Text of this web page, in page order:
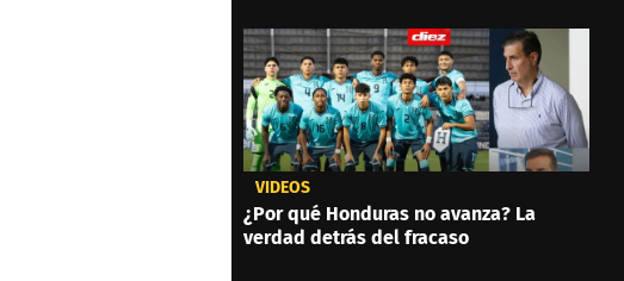
VIDEOS
¿Por qué Honduras no avanza? La
verdad detrás del fracaso